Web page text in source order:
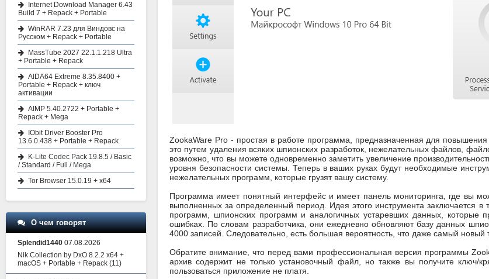
ZookaWare Pro - простая в работе программа, предназначенная для
это путем удаления всяких шпионских разработок, нежелательных файлов,
возможно, что вы можете одновременно заметить увеличение
уровня безопасности системы. Теперь в ваших руках будут необходимые
нежелательных программ, которые грузят вашу систему.
Программа имеет понятный интерфейс и имеет панель мониторинга, где вы
выполненных за определенный период. Идея этого инструмента заключается
программ, шпионских программ и аналогичных устаревших данных,
ошибках. По словам разработчика, они ежедневно обновляют базу данных
4000 записей. Следовательно, есть большая вероятность, что даже самый
Обратите внимание, что перед вами профессиональная версия программы
архив содержит не только установочный файл, но также вы получите ключ/
пользоваться приложение не платя.
Internet Download Manager 6.43
Build 7 + Repack + Portable
WinRAR 7.23 для Виндовс на
Русском + Repack + Portable
MassTube 2027 22.1.1.218 Ultra
+ Portable + Repack
AIDA64 Extreme 8.35.8400 +
Portable + Repack + ключ
активации
AIMP 5.40.2722 + Portable +
Repack + Mega
IObit Driver Booster Pro
13.6.0.438 + Portable + Repack
K-Lite Codec Pack 19.8.5 / Basic
/ Standard / Full / Mega
Tor Browser 15.0.19 + x64
О чем говорят
Splendid1440 07.08.2026
Nik Collection by DxO 8.2.2 x64 +
macOS + Portable + Repack (11)